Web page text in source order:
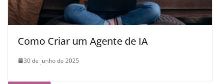
Como Criar um Agente de IA
30 de junho de 2025